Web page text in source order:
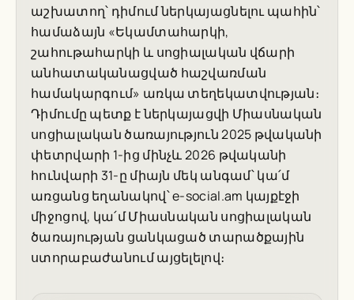
աշխատող՝ դիմում ներկայացնելու պահին՝
համաձայն «Եկամտահարկի,
շահութահարկի և սոցիալական վճարի
անհատականացված հաշվառման
համակարգում» առկա տեղեկատվության։
Դիմումը պետք է ներկայացվի Միասնական
սոցիալական ծառայություն 2025 թվականի
փետրվարի 1-ից մինչև 2026 թվականի
հունվարի 31-ը միայն մեկ անգամ՝ կա՛մ
առցանց եղանակով՝ e-social.am կայքէջի
միջոցով, կա՛մ Միասնական սոցիալական
ծառայության ցանկացած տարածքային
ստորաբաժանում այցելելով։